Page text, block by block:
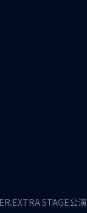
STAGE公演